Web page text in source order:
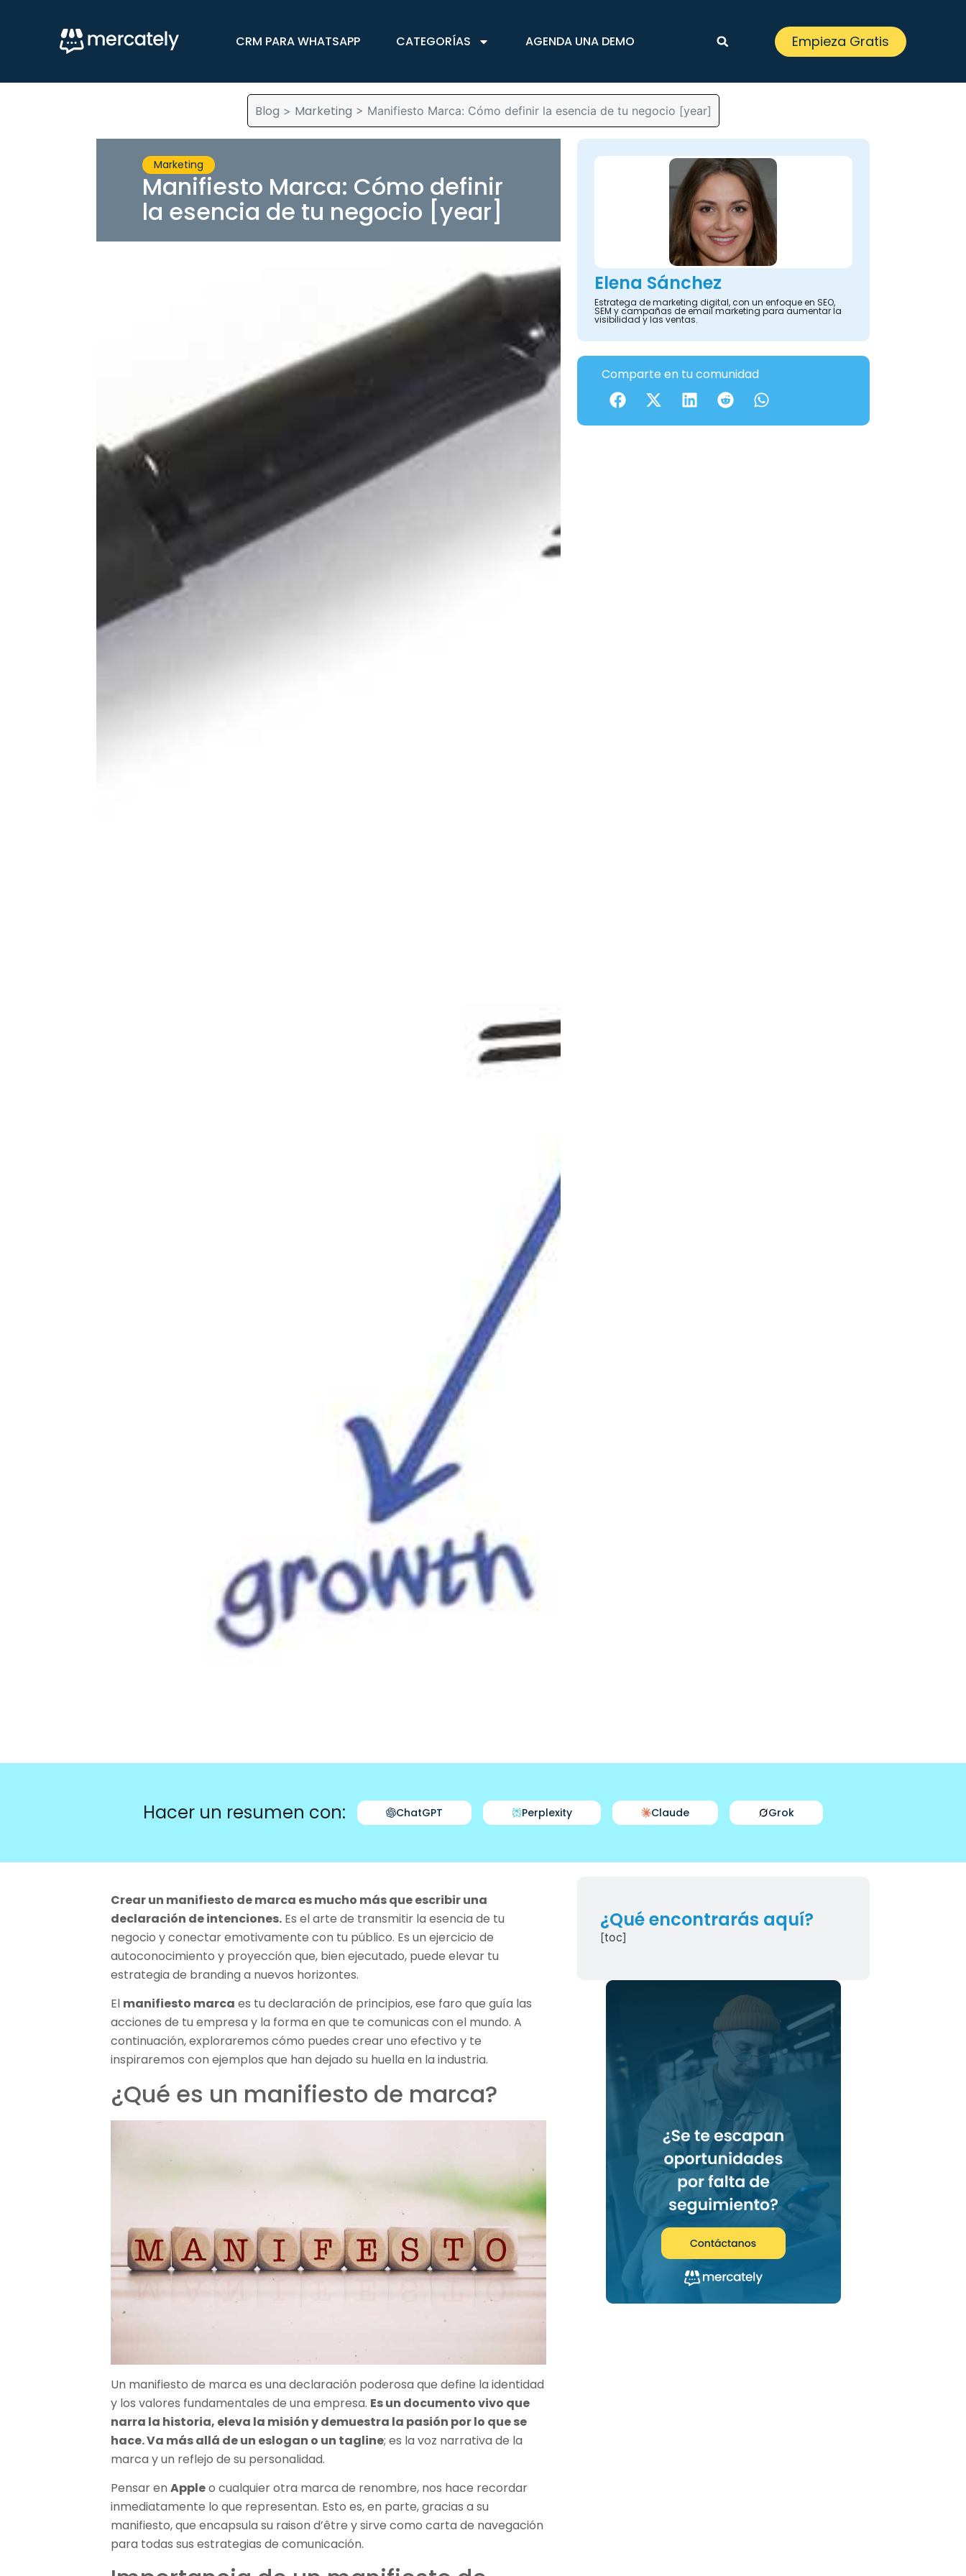
CRM PARA WHATSAPP CATEGORÍAS AGENDA UNA DEMO Empieza Gratis
Blog > Marketing > Manifiesto Marca: Cómo definir la esencia de tu negocio [year]
Marketing
Manifiesto Marca: Cómo definir
la esencia de tu negocio [year]
Elena Sánchez
Estratega de marketing digital, con un enfoque en SEO,
SEM y campañas de email marketing para aumentar la
visibilidad y las ventas.
Comparte en tu comunidad
Hacer un resumen con: ChatGPT Perplexity Claude Grok
Crear un manifiesto de marca es mucho más que escribir una
declaración de intenciones. Es el arte de transmitir la esencia de tu
negocio y conectar emotivamente con tu público. Es un ejercicio de
autoconocimiento y proyección que, bien ejecutado, puede elevar tu
estrategia de branding a nuevos horizontes.
El manifiesto marca es tu declaración de principios, ese faro que guía las
acciones de tu empresa y la forma en que te comunicas con el mundo. A
continuación, exploraremos cómo puedes crear uno efectivo y te
inspiraremos con ejemplos que han dejado su huella en la industria.
¿Qué es un manifiesto de marca?
Un manifiesto de marca es una declaración poderosa que define la identidad
y los valores fundamentales de una empresa. Es un documento vivo que
narra la historia, eleva la misión y demuestra la pasión por lo que se
hace. Va más allá de un eslogan o un tagline; es la voz narrativa de la
marca y un reflejo de su personalidad.
Pensar enAppleo cualquier otra marca de renombre, nos hace recordar
inmediatamente lo que representan. Esto es, en parte, gracias a su
manifiesto, que encapsula su raison d’être y sirve como carta de navegación
para todas sus estrategias de comunicación.
¿Qué encontrarás aquí?
[toc]